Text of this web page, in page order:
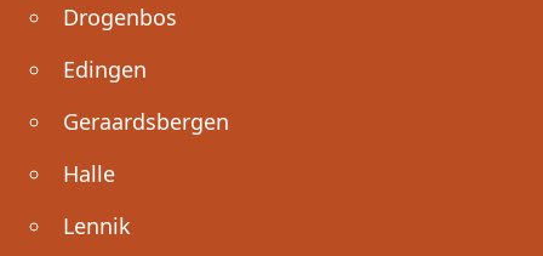
Drogenbos
Edingen
Geraardsbergen
Halle
Lennik